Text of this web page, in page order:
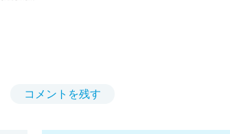
コメントを残す